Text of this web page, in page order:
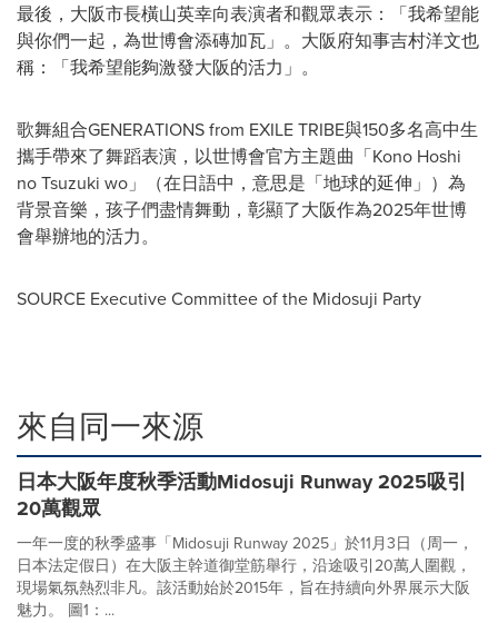
最後，大阪市長橫山英幸向表演者和觀眾表示：「我希望能
與你們一起，為世博會添磚加瓦」。大阪府知事吉村洋文也
稱：「我希望能夠激發大阪的活力」。
歌舞組合GENERATIONS from EXILE TRIBE與150多名高中生
攜手帶來了舞蹈表演，以世博會官方主題曲「Kono Hoshi
no Tsuzuki wo」（在日語中，意思是「地球的延伸」）為
背景音樂，孩子們盡情舞動，彰顯了大阪作為2025年世博
會舉辦地的活力。
SOURCE Executive Committee of the Midosuji Party
來自同一來源
日本大阪年度秋季活動Midosuji Runway 2025吸引
20萬觀眾
一年一度的秋季盛事「Midosuji Runway 2025」於11月3日（周一，
日本法定假日）在大阪主幹道御堂筋舉行，沿途吸引20萬人圍觀，
現場氣氛熱烈非凡。該活動始於2015年，旨在持續向外界展示大阪
魅力。 圖1：...